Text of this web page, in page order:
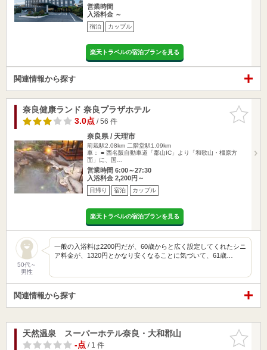
営業時間
入浴料金 ～
宿泊 カップル
楽天トラベルの宿泊プランを見る
関連情報から探す
お気に入
りに追加
奈良健康ランド 奈良プラザホテル
3.0点/ 56 件
奈良県 / 天理市
前栽駅2.08km 二階堂駅1.09km
車： ■ 西名阪自動車道「郡山IC」より「和歌山・橿原方
面」に、国…
営業時間 6:00～27:30
入浴料金 2,200円～
日帰り 宿泊 カップル
楽天トラベルの宿泊プランを見る
50代～
男性
一般の入浴料は2200円だが、60歳からと広く設定してくれたシニ
ア料金が、1320円とかなり安くなることに気づいて、61歳…
関連情報から探す
お気に入
りに追加
天然温泉 スーパーホテル奈良・大和郡山
-点/ 1 件